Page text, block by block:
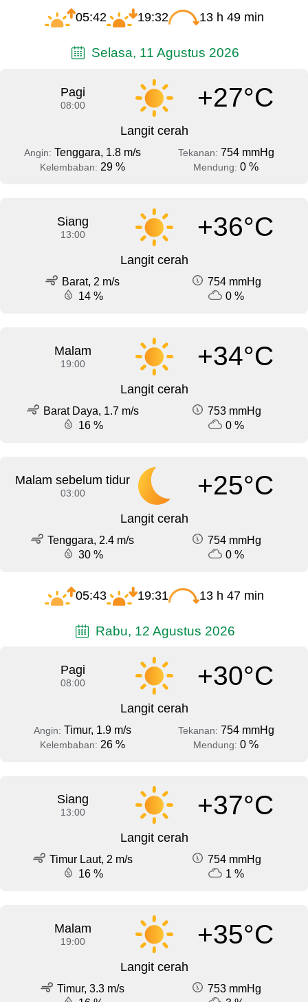
05:42 19:32 13 h 49 min
Selasa, 11 Agustus 2026
Pagi
08:00 +27°C
Langit cerah
Angin: Tenggara, 1.8 m/s Tekanan: 754 mmHg
Kelembaban: 29 % Mendung: 0 %
Siang
13:00 +36°C
Langit cerah
Barat, 2 m/s
754 mmHg
14 %
0 %
Malam
19:00 +34°C
Langit cerah
Barat Daya, 1.7 m/s
753 mmHg
16 %
0 %
Malam sebelum tidur
03:00 +25°C
Langit cerah
Tenggara, 2.4 m/s
754 mmHg
30 %
0 %
05:43 19:31 13 h 47 min
Rabu, 12 Agustus 2026
Pagi
08:00 +30°C
Langit cerah
Angin: Timur, 1.9 m/s Tekanan: 754 mmHg
Kelembaban: 26 % Mendung: 0 %
Siang
13:00 +37°C
Langit cerah
Timur Laut, 2 m/s
754 mmHg
16 %
1 %
Malam
19:00 +35°C
Langit cerah
Timur, 3.3 m/s
753 mmHg